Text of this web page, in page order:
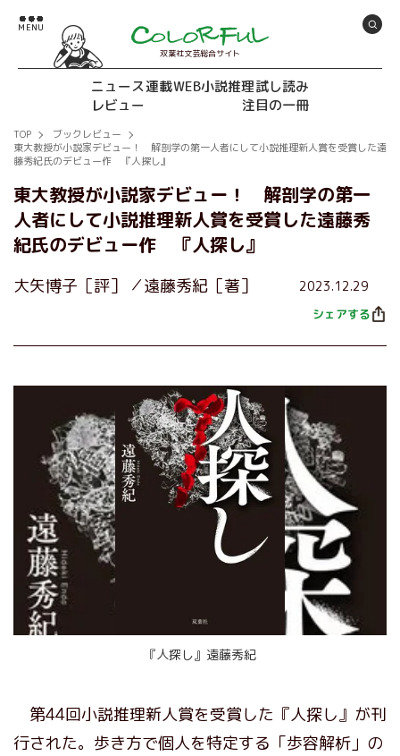
双葉社文芸総合サイト
ニュース連載WEB小説推理試し読み
レビュー
注目の一冊
TOP
ブックレビュー
東大教授が小説家デビュー！ 解剖学の第一人者にして小説推理新人賞を受賞した遠
藤秀紀氏のデビュー作 『人探し』
東大教授が小説家デビュー！ 解剖学の第一
人者にして小説推理新人賞を受賞した遠藤秀
紀氏のデビュー作 『人探し』
大矢博子［評］ 遠藤秀紀［著］ 2023.12.29
シェアする
『人探し』遠藤秀紀
第44回小説推理新人賞を受賞した『人探し』が刊
行された。歩き方で個人を特定する「歩容解析」の